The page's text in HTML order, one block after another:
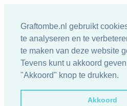
Graftombe.nl gebruikt
te analyseren en te
te maken van deze website
Tevens kunt u akkoord
"Akkoord" knop te drukken.
Akkoord